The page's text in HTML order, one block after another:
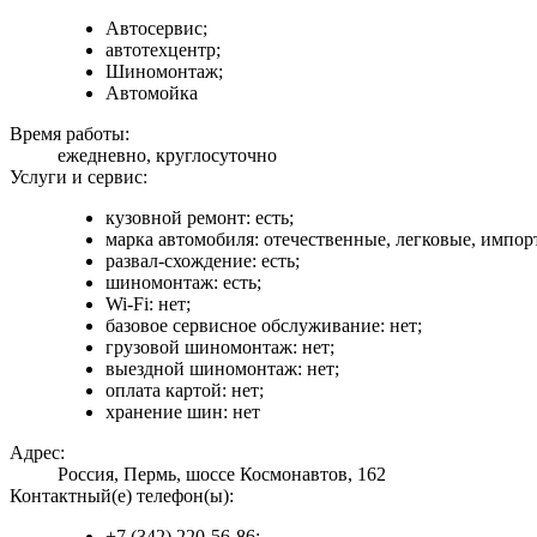
Автосервис;
автотехцентр;
Шиномонтаж;
Автомойка
Время работы:
ежедневно, круглосуточно
Услуги и сервис:
кузовной ремонт: есть;
марка автомобиля: отечественные, легковые,
развал-схождение: есть;
шиномонтаж: есть;
Wi-Fi: нет;
базовое сервисное обслуживание: нет;
грузовой шиномонтаж: нет;
выездной шиномонтаж: нет;
оплата картой: нет;
хранение шин: нет
Адрес:
Россия, Пермь, шоссе Космонавтов, 162
Контактный(е) телефон(ы):